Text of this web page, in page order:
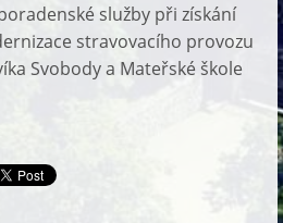
služby při získání
stravovacího provozu
Svobody a Mateřské škole